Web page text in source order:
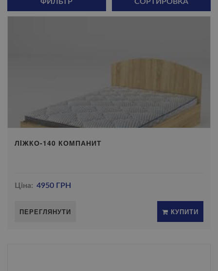
ЛIЖКО-140 КОМПАНИТ
Ціна: 4950 ГРН
ПЕРЕГЛЯНУТИ КУПИТИ